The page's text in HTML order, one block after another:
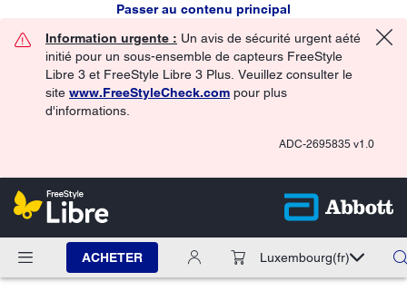
Passer au contenu principal
Information urgente : Un avis de sécurité urgent aété
initié pour un sous-ensemble de capteurs FreeStyle
Libre 3 et FreeStyle Libre 3 Plus. Veuillez consulter le
site www.FreeStyleCheck.com pour plus
d'informations.
ADC-2695835 v1.0
ACHETER Luxembourg(fr)